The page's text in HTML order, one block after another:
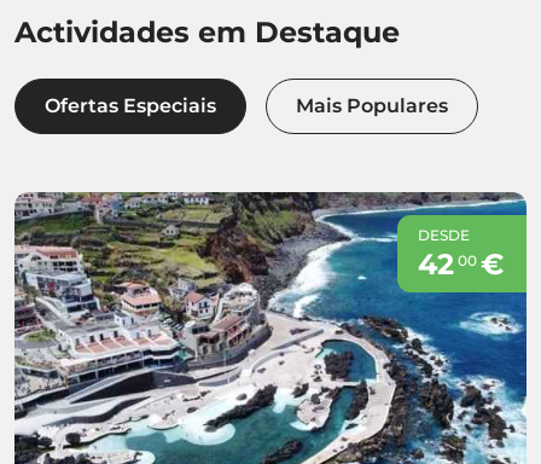
Actividades em Destaque
Ofertas Especiais Mais Populares
DESDE
42 00€